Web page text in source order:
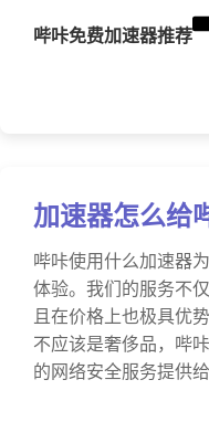
哔咔免费加速器推荐
加速器怎么给
哔咔使用什么加速器
体验。我们的服务不
且在价格上也极具优
不应该是奢侈品，哔
的网络安全服务提供